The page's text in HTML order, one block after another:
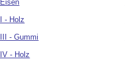
- Holz
- Gummi
- Holz